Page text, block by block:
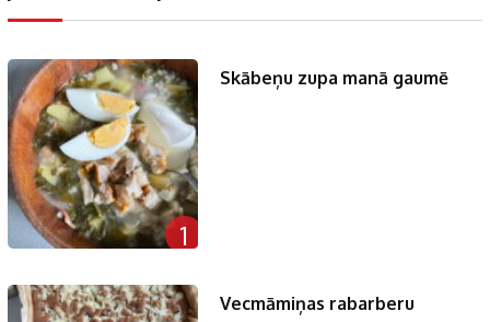
1
Skābeņu zupa manā gaumē
Vecmāmiņas rabarberu